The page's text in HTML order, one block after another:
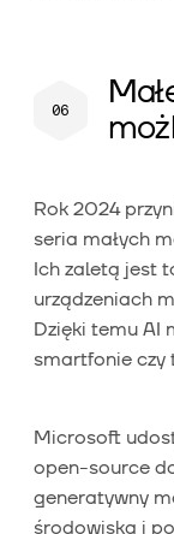
Rok 2024
seria małych
Ich zaletą jest
urządzeniach
Dzięki temu AI
smartfonie czy
Microsoft
open-source
generatywny
środowiska i